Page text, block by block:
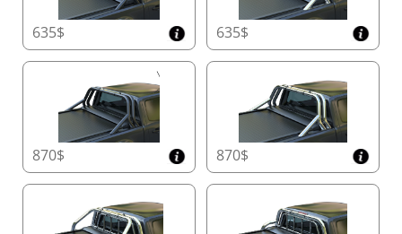
innerhalb einer Minute auf eine vollständig
funktionale manuelle Version umgestellt werden
kann. Dies gewährleistet eine kontinuierliche
Nutzung, während auf Ersatzteile gewartet wird,
und eliminiert Ausfallzeiten und
Unannehmlichkeiten.
Im manuellen Modus bietet das Tessera Roll+
außergewöhnliche Sicherheit dank seines
Aluminium-Zahnschloss-Systems. Der
benutzerfreundliche Freigabemechanismus mit
Riemen oder Griff sorgt für einen reibungslosen
Betrieb bei jedem Wetter, von eisiger Kälte bis
hin zu sengender Hitze.
635$ 635$
870$ 870$